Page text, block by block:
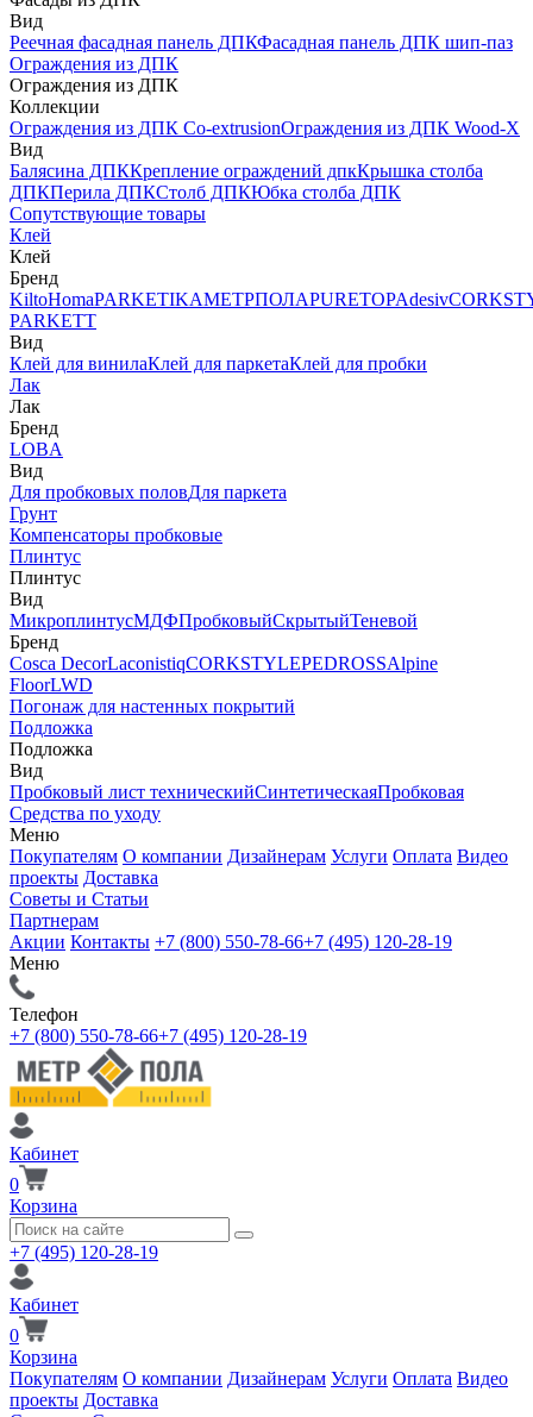
Вид
Реечная фасадная панель ДПКФасадная панель ДПК шип-паз
Ограждения из ДПК
Ограждения из ДПК
Коллекции
Ограждения из ДПК Co-extrusionОграждения из ДПК Wood-X
Вид
Балясина ДПККрепление ограждений дпкКрышка столба
ДПКПерила ДПКСтолб ДПКЮбка столба ДПК
Сопутствующие товары
Клей
Клей
Бренд
KiltoHomaPARKETIKAМЕТРПОЛАPURETOPAdesiv
PARKETT
Вид
Клей для винилаКлей для паркетаКлей для пробки
Лак
Лак
Бренд
LOBA
Вид
Для пробковых половДля паркета
Грунт
Компенсаторы пробковые
Плинтус
Плинтус
Вид
МикроплинтусМДФПробковыйСкрытыйТеневой
Бренд
Cosca DecorLaconistiqCORKSTYLEPEDROSSAlpine
FloorLWD
Погонаж для настенных покрытий
Подложка
Подложка
Вид
Пробковый лист техническийСинтетическаяПробковая
Средства по уходу
Меню
Покупателям О компании Дизайнерам Услуги Оплата Видео
проекты Доставка
Советы и Статьи
Партнерам
Акции Контакты +7 (800) 550-78-66+7 (495) 120-28-19
Меню
Телефон
+7 (800) 550-78-66+7 (495) 120-28-19
Кабинет
0
Корзина
+7 (495) 120-28-19
Кабинет
0
Корзина
Покупателям О компании Дизайнерам Услуги Оплата Видео
проекты Доставка